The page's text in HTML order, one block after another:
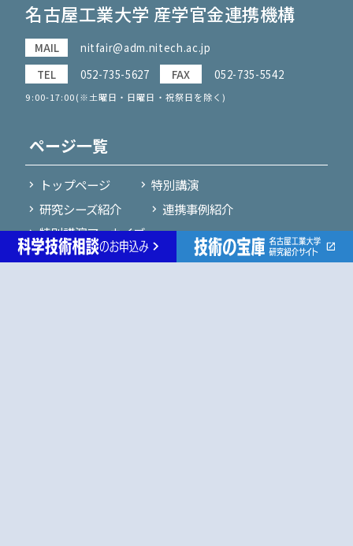
名古屋工業大学 産学官金連携機構
MAIL
nitfair@adm.nitech.ac.jp
TEL
052-735-5627 FAX 052-735-5542
9:00-17:00(※土曜日・日曜日・祝祭日を除く)
ページ一覧
トップページ
特別講演
研究シーズ紹介
連携事例紹介
特別講演アーカイブ
先進セラミックス研究センター